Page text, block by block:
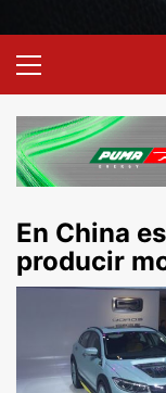
En China
producir